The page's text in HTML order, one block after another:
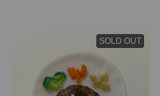
SOLD OUT